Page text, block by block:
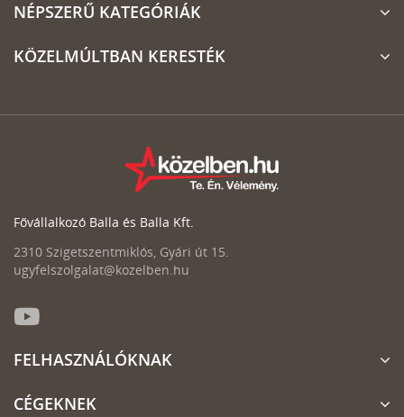
NÉPSZERŰ KATEGÓRIÁK
KÖZELMÚLTBAN KERESTÉK
Fővállalkozó Balla és Balla Kft.
2310 Szigetszentmiklós, Gyári út 15.
ugyfelszolgalat@kozelben.hu
FELHASZNÁLÓKNAK
CÉGEKNEK